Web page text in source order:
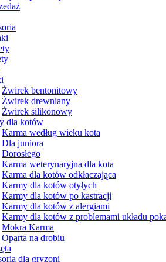
Żwirek bentonitowy
Żwirek drewniany
Żwirek silikonowy
dla kotów
Karma według wieku kota
Dla juniora
Dorosłego
Karma weterynaryjna dla kota
Karma dla kotów odkłaczająca
Karmy dla kotów otyłych
Karmy dla kotów po kastracji
Karmy dla kotów z alergiami
Karmy dla kotów z problemami układu
Mokra Karma
Oparta na drobiu
dla gryzoni